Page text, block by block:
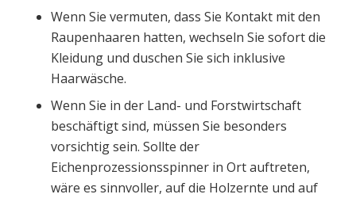
Wenn Sie vermuten, dass Sie Kontakt mit den
Raupenhaaren hatten, wechseln Sie sofort die
Kleidung und duschen Sie sich inklusive
Haarwäsche.
Wenn Sie in der Land- und Forstwirtschaft
beschäftigt sind, müssen Sie besonders
vorsichtig sein. Sollte der
Eichenprozessionsspinner in Ort auftreten,
wäre es sinnvoller, auf die Holzernte und auf